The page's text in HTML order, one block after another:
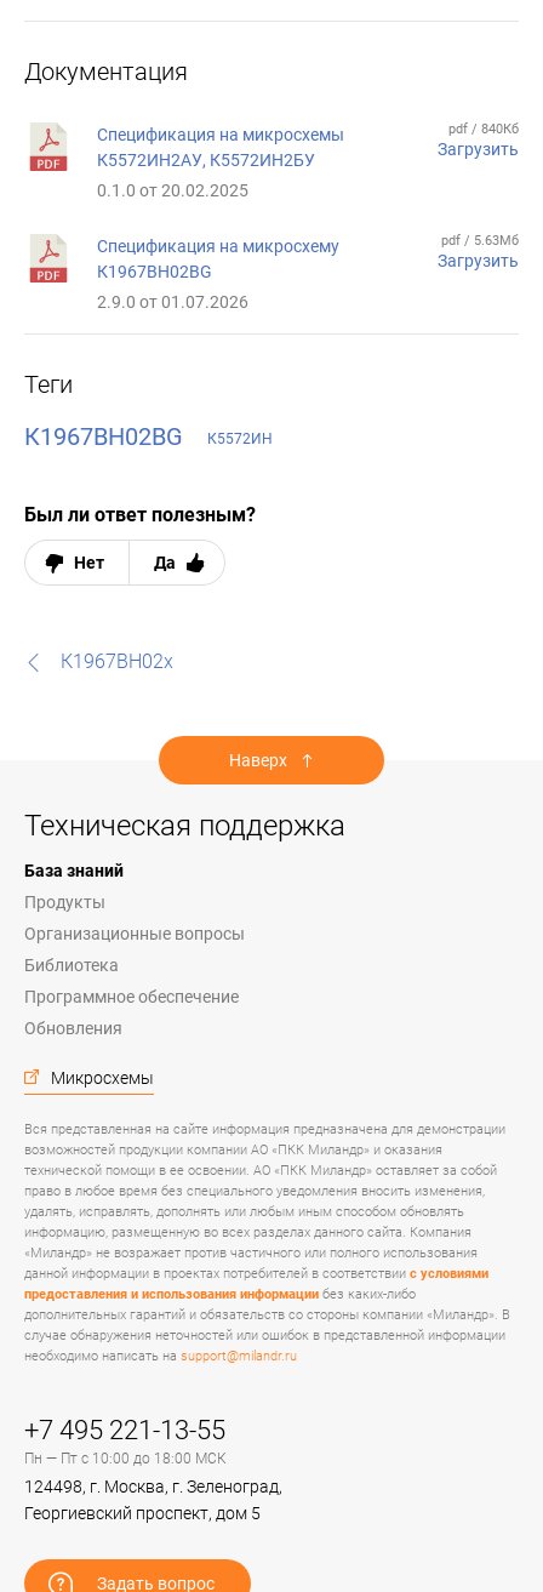
Документация
Спецификация на микросхемы
К5572ИН2АУ, К5572ИН2БУ
0.1.0 от 20.02.2025
pdf / 840Кб
Загрузить
Спецификация на микросхему
К1967ВН02BG
2.9.0 от 01.07.2026
pdf / 5.63Мб
Загрузить
Теги
К1967ВН02BG
К5572ИН
Был ли ответ полезным?
Нет Да
К1967ВН02х
Наверх
Техническая поддержка
База знаний
Продукты
Организационные вопросы
Библиотека
Программное обеспечение
Обновления
Микросхемы
Вся представленная на сайте информация предназначена для демонстрации
возможностей продукции компании АО «ПКК Миландр» и оказания
технической помощи в ее освоении. АО «ПКК Миландр» оставляет за собой
право в любое время без специального уведомления вносить изменения,
удалять, исправлять, дополнять или любым иным способом обновлять
информацию, размещенную во всех разделах данного сайта. Компания
«Миландр» не возражает против частичного или полного использования
данной информации в проектах потребителей в соответствии с условиями
предоставления и использования информации без каких-либо
дополнительных гарантий и обязательств со стороны компании «Миландр». В
случае обнаружения неточностей или ошибок в представленной информации
необходимо написать на support@milandr.ru
+7 495 221-13-55
Пн — Пт с 10:00 до 18:00 МСК
124498, г. Москва, г. Зеленоград,
Георгиевский проспект, дом 5
Задать вопрос